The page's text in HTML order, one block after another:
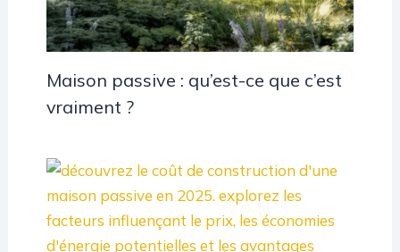
Maison passive : qu’est-ce que c’est
vraiment ?